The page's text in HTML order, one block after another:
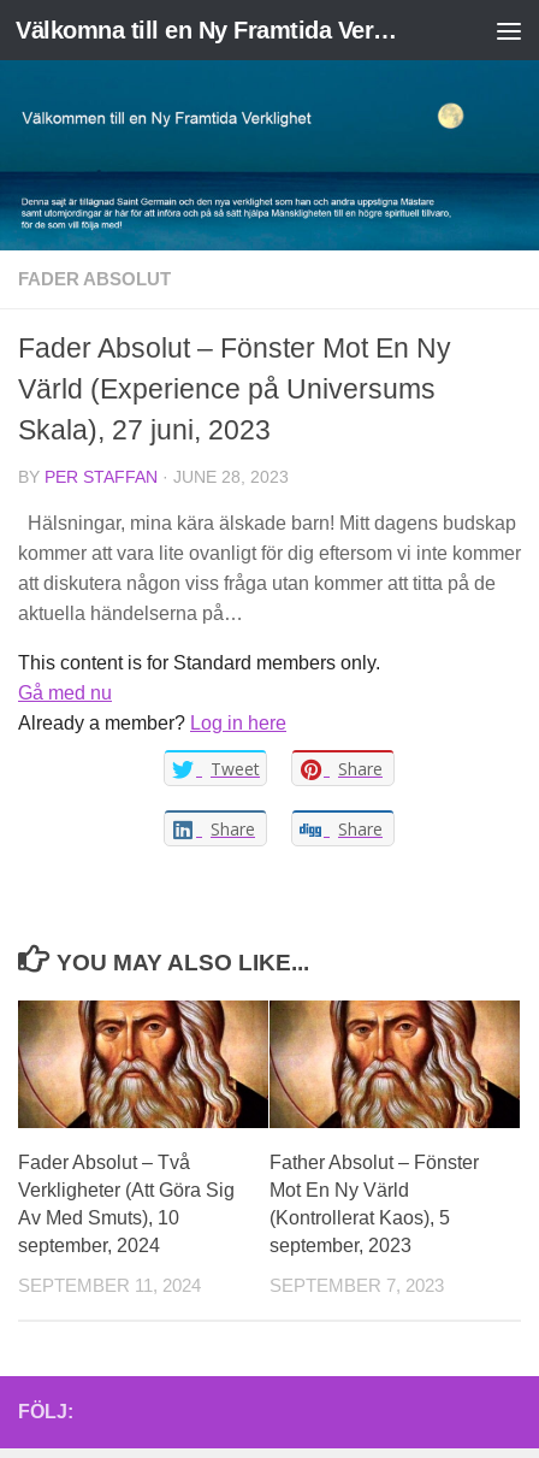
Skip to content Välkomna till en Ny Framtida Verklighet
FADER ABSOLUT
Fader Absolut – Fönster Mot En Ny
Värld (Experience på Universums
Skala), 27 juni, 2023
BY PER STAFFAN · JUNE 28, 2023
Hälsningar, mina kära älskade barn! Mitt dagens budskap
kommer att vara lite ovanligt för dig eftersom vi inte kommer
att diskutera någon viss fråga utan kommer att titta på de
aktuella händelserna på…
This content is for Standard members only.
Gå med nu
Already a member? Log in here
Tweet Share
Share Share
YOU MAY ALSO LIKE...
Fader Absolut – Två
Verkligheter (Att Göra Sig
Av Med Smuts), 10
september, 2024
SEPTEMBER 11, 2024
Father Absolut – Fönster
Mot En Ny Värld
(Kontrollerat Kaos), 5
september, 2023
SEPTEMBER 7, 2023
FÖLJ: